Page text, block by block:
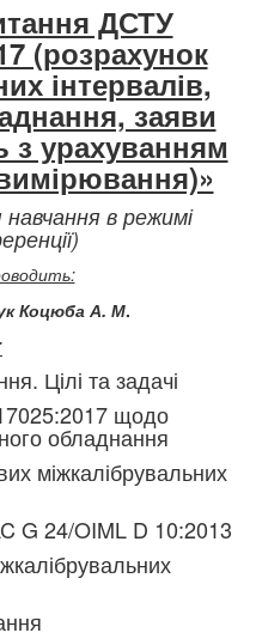
ДСТУ
(розрахунок
інтервалів,
заяви
з урахуванням
в режимі
Коцюба А. М.
Цілі та задачі
щодо
обладнання
міжкалібрувальних
G 24/OIML D 10:2013